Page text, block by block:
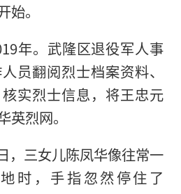
。
年。武隆区退役军人事
员翻阅烈士档案资料、
实烈士信息，将王忠元
英烈网。
，三女儿陈凤华像往常一
时，手指忽然停住了